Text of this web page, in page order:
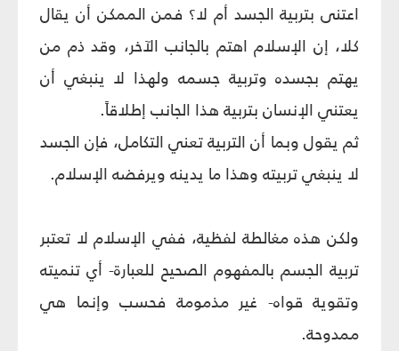
اعتنى بتربية الجسد أم لا؟ فمن الممكن أن يقال
كلا، إن الإسلام اهتم بالجانب الآخر، وقد ذم من
يهتم بجسده وتربية جسمه ولهذا لا ينبغي أن
يعتني الإنسان بتربية هذا الجانب إطلاقاً.
ثم يقول وبما أن التربية تعني التكامل، فإن الجسد
لا ينبغي تربيته وهذا ما يدينه ويرفضه الإسلام.
ولكن هذه مغالطة لفظية، ففي الإسلام لا تعتبر
تربية الجسم بالمفهوم الصحيح للعبارة- أي تنميته
وتقوية قواه- غير مذمومة فحسب وإنما هي
ممدوحة.